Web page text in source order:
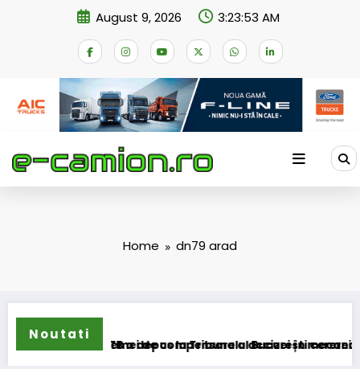
August 9, 2026 3:23:53 AM
Home dn79 arad
Noutati
schemei de compensare a accizei în mecanism
STB a depus la Tribunalul București cererea